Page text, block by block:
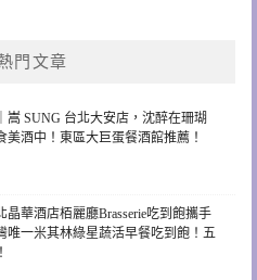
門文章
嵩 SUNG 台北大安店，沈醉在珊瑚
美酒中！東區大巨蛋餐酒館推薦！
晶華酒店栢麗廳Brasserie吃到飽攜手
唯一米其林綠星蔬活早餐吃到飽！五